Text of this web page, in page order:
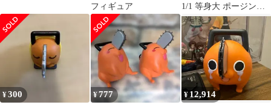
フィギュア
1/1 等身大 ポージング
ソフビフィギュア【完
全受注生産】
¥300 ¥777 ¥ 12,914